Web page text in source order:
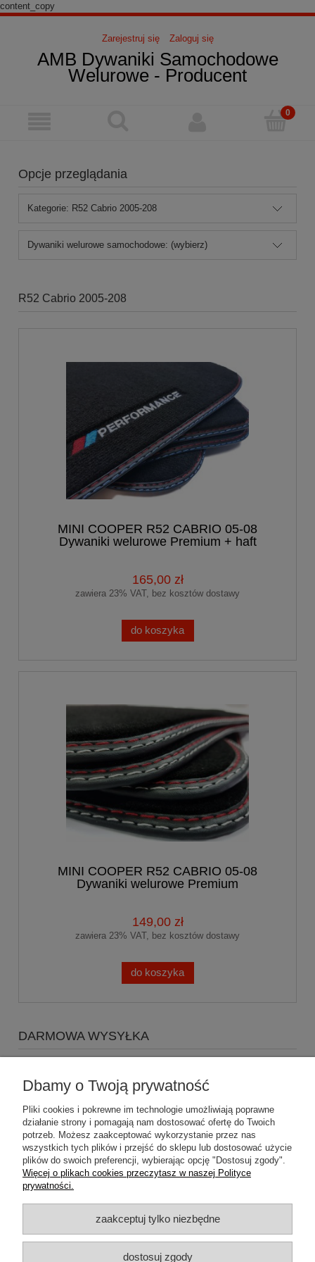
content_copy
Zarejestruj się Zaloguj się
AMB Dywaniki Samochodowe
Welurowe - Producent
Opcje przeglądania
Kategorie: R52 Cabrio 2005-208
Dywaniki welurowe samochodowe: (wybierz)
R52 Cabrio 2005-208
MINI COOPER R52 CABRIO 05-08
Dywaniki welurowe Premium + haft
165,00 zł
zawiera 23% VAT, bez kosztów dostawy
do koszyka
MINI COOPER R52 CABRIO 05-08
Dywaniki welurowe Premium
149,00 zł
zawiera 23% VAT, bez kosztów dostawy
do koszyka
DARMOWA WYSYŁKA
wysyłki Gratis
Pomoc
Dostawa
Moje konto
Dbamy o Twoją prywatność
Pliki cookies i pokrewne im technologie umożliwiają poprawne
działanie strony i pomagają nam dostosować ofertę do Twoich
potrzeb. Możesz zaakceptować wykorzystanie przez nas
wszystkich tych plików i przejść do sklepu lub dostosować użycie
plików do swoich preferencji, wybierając opcję "Dostosuj zgody".
Więcej o plikach cookies przeczytasz w naszej Polityce
prywatności.
zaakceptuj tylko niezbędne
dostosuj zgody